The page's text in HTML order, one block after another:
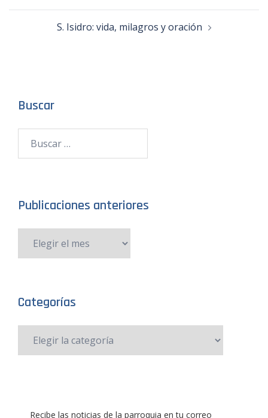
S. Isidro: vida, milagros y oración
Buscar
Publicaciones anteriores
Categorías
Recibe las noticias de la parroquia en tu correo